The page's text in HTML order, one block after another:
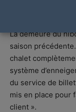
La demeure du
saison
chalet
système
du service de
mis en place pour
client ».